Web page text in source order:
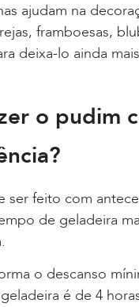
ajudam na
framboesas,
deixa-lo ainda mais
o pudim
ser feito com
de geladeira
o descanso
é de 4